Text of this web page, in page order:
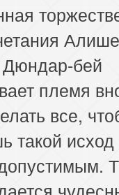
Дюндар-бей
племя
все,
такой